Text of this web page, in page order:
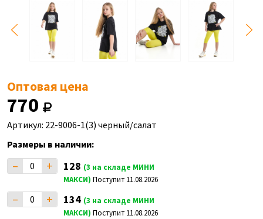
Оптовая цена
770
Артикул: 22-9006-1(3) черный/салат
Размеры в наличии:
– + 128 (3 на складе МИНИ
МАКСИ) Поступит 11.08.2026
– + 134 (3 на складе МИНИ
МАКСИ) Поступит 11.08.2026